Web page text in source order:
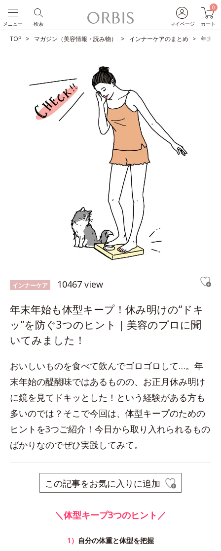
マイページ
0
カート
検索
メニュー
TOP マガジン（美容情報・読み物） インナーケアのまとめ 年末年
インナーケア 10467 view
年末年始も体型キープ！休み明けの“ドキ
ッ”を防ぐ3つのヒント｜美容のプロに聞
いてみました！
おいしいものを食べて飲んでゴロゴロして…。年
末年始の醍醐味ではあるものの、お正月休み明け
に鏡を見てドキッとした！という経験がある方も
多いのでは？そこで今回は、体型キープのための
ヒントを3つご紹介！今日から取り入れられるもの
ばかりなのでぜひ実践してみて。
この記事をお気に入りに追加
＼体型キープ3つのヒント／
1） 自分の体重と体型を把握